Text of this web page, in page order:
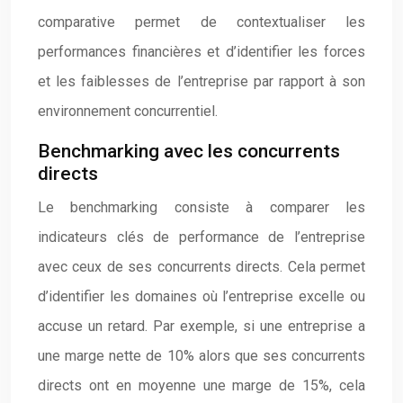
comparative permet de contextualiser les
performances financières et d’identifier les forces
et les faiblesses de l’entreprise par rapport à son
environnement concurrentiel.
Benchmarking avec les concurrents
directs
Le benchmarking consiste à comparer les
indicateurs clés de performance de l’entreprise
avec ceux de ses concurrents directs. Cela permet
d’identifier les domaines où l’entreprise excelle ou
accuse un retard. Par exemple, si une entreprise a
une marge nette de 10% alors que ses concurrents
directs ont en moyenne une marge de 15%, cela